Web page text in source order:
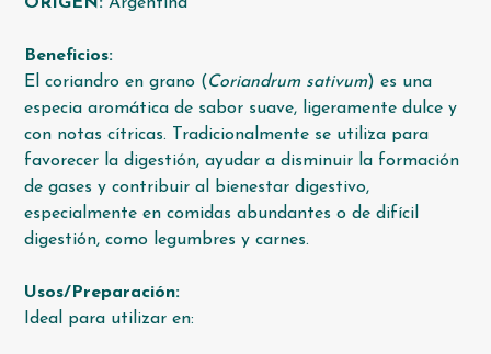
Beneficios:
El coriandro en grano (Coriandrum sativum) es una
especia aromática de sabor suave, ligeramente dulce y
con notas cítricas. Tradicionalmente se utiliza para
favorecer la digestión, ayudar a disminuir la formación
de gases y contribuir al bienestar digestivo,
especialmente en comidas abundantes o de difícil
digestión, como legumbres y carnes.
Usos/Preparación:
Ideal para utilizar en: